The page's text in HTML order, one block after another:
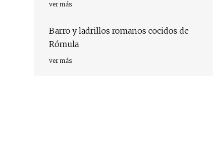
ver más
Barro y ladrillos romanos cocidos de
Rómula
ver más